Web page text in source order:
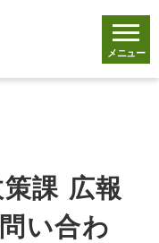
メニュー
策課 広報
い合わ